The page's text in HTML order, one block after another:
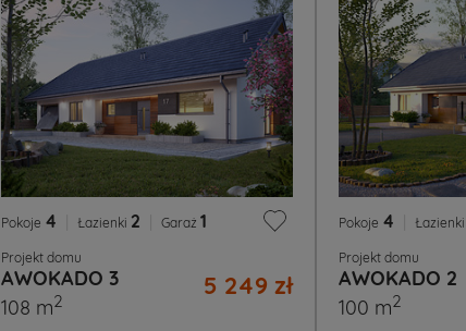
Pokoje 4 Łazienki 2 Garaż 1
Projekt domu
AWOKADO 3 5 249 zł
108 m2
Pokoje 4 Łazienki
Projekt domu
AWOKADO 2
100 m2